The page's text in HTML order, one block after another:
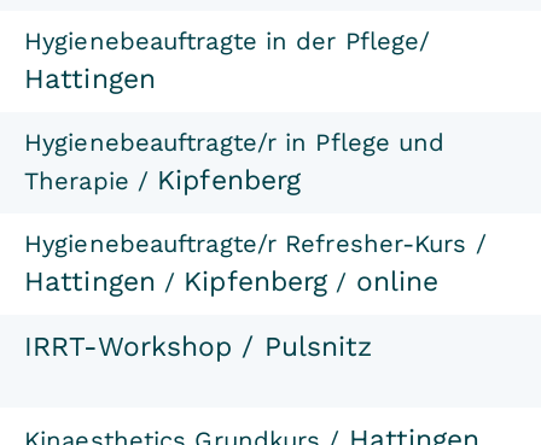
Hygienebeauftragte in der Pflege/
Hattingen
Hygienebeauftragte/r in Pflege und
Therapie / Kipfenberg
Hygienebeauftragte/r Refresher-Kurs /
Hattingen / Kipfenberg / online
IRRT-Workshop / Pulsnitz